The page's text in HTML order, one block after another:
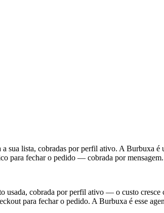
sua lista, cobradas por perfil ativo. A Burbuxa
para fechar o pedido — cobrada por mensagem.
cobrada por perfil ativo — o custo
para fechar o pedido. A Burbuxa é esse